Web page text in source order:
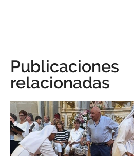
Publicaciones
relacionadas